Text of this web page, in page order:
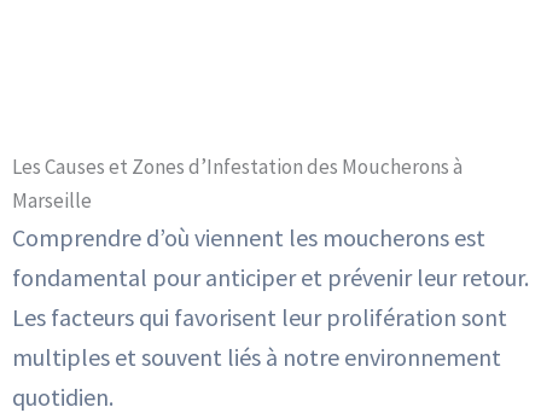
Identifiez les moucherons
Les Causes et Zones d’Infestation des Moucherons à
Marseille
Comprendre d’où viennent les moucherons est
fondamental pour anticiper et prévenir leur retour.
Les facteurs qui favorisent leur prolifération sont
multiples et souvent liés à notre environnement
quotidien.